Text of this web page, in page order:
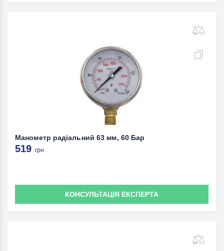
Манометр радіальний 63 мм, 60 Бар
519 грн
КОНСУЛЬТАЦІЯ ЕКСПЕРТА